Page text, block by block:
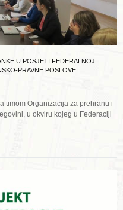
U POSJETI FEDERALNOJ
PRAVNE POSLOVE
timom Organizacija za prehranu i
u okviru kojeg u Federaciji